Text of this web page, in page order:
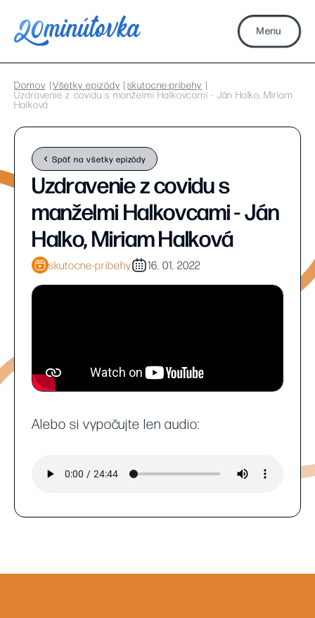
Menu
Domov Všetky epizódy
skutocne-pribehy
Uzdravenie z covidu s manželmi Halkovcami - Ján Halko, Miriam
Halková
Späť na všetky epizódy
Uzdravenie z covidu s
manželmi Halkovcami - Ján
Halko, Miriam Halková
skutocne-pribehy 16. 01. 2022
Alebo si vypočujte len audio: